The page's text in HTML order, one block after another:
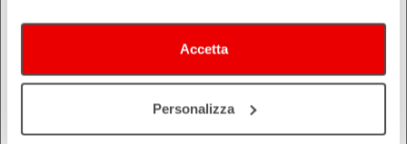
Accetta
Personalizza
Piacenza
Reggio Emilia